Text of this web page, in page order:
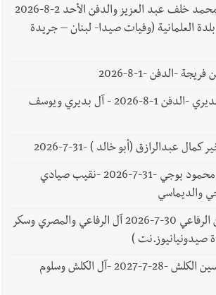
وفاة الشاب موسى محمد خلف عبد العزيز والدفن الأحد 2-8-2026
العلمانية (وفيات صيدا- لبنان – جريدة
-الدفن -1-8-2026
وفاة بدرية يوسف بديري -الدفن 1-8-2026 - آل بديري ويوسف
عبدالرازق (أبو خالد ) -31-7-2026
وفاة الحاج مصطفى محمود بوجي -31-7-2026 -نقيب صيادي
والديماسي
وفاة الحاج نور الدين الرفاعي 30-7-2026 آل الرفاعي والمصري وسكر
صيدونيانيوز.نت )
وفاة الحاج حسن حسين الكلش -28-7-2027 -آل الكلش وسلوم